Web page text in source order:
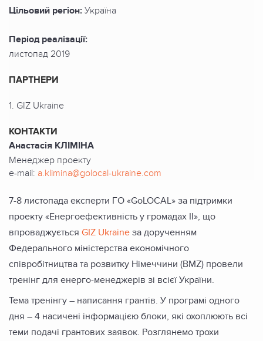
Цільовий регіон: Україна
Період реалізації:
листопад 2019
ПАРТНЕРИ
1. GIZ Ukraine
КОНТАКТИ
Анастасія КЛІМІНА
Менеджер проекту
e-mail: a.klimina@golocal-ukraine.com
7-8 листопада експерти ГО «GoLOCAL» за підтримки
проекту «Енергоефективність у громадах ІІ», що
впроваджується GIZ Ukraine за дорученням
Федерального міністерства економічного
співробітництва та розвитку Німеччини (BMZ) провели
тренінг для енерго-менеджерів зі всієї України.
Тема тренінгу – написання грантів. У програмі одного
дня – 4 насичені інформацією блоки, які охоплюють всі
теми подачі грантових заявок. Розглянемо трохи